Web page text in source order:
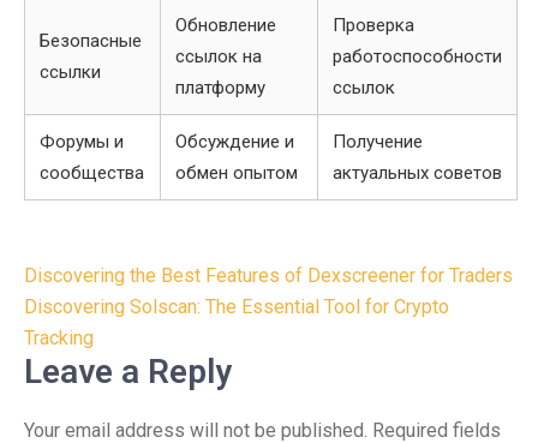
Безопасные
ссылки
Обновление
ссылок на
платформу
Проверка
работоспособности
ссылок
Форумы и
сообщества
Обсуждение и
обмен опытом
Получение
актуальных советов
Post
navigation
Discovering the Best Features of Dexscreener for Traders
Discovering Solscan: The Essential Tool for Crypto
Tracking
Leave a Reply
Your email address will not be published. Required fields